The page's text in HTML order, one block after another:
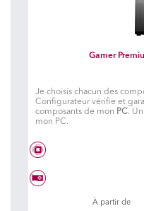
Gamer
Je choisis chacun des
Configurateur vérifie et
composants de mon PC.
mon PC.
Intel® Core i5 14500
Geforce RTX 5050 DUAL OC Black
À partir de